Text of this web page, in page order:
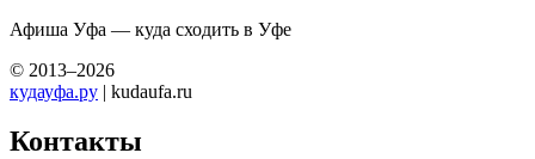
Афиша Уфа — куда сходить в Уфе
© 2013–2026
кудауфа.ру | kudaufa.ru
Контакты